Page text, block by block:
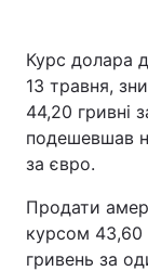
Курс долара
13 травня,
44,20 гривні
подешевшав
за євро.
Продати
курсом 43,60
гривень за